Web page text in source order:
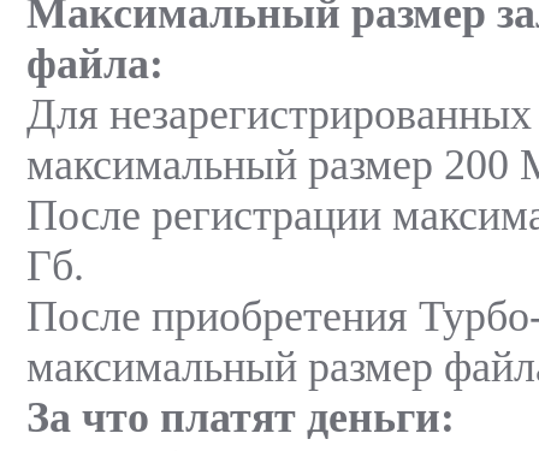
Максимальный размер
файла:
Для незарегистрированных
максимальный размер 200
После регистрации
Гб.
После приобретения
максимальный размер
За что платят деньги: